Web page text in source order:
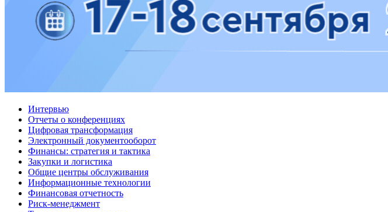
Интервью
Отчеты о конференциях
Цифровая трансформация
Электронный документооборот
Финансы: стратегия и тактика
Закупки и логистика
Общие центры обслуживания
Информационные технологии
Финансовая отчетность
Риск-менеджмент